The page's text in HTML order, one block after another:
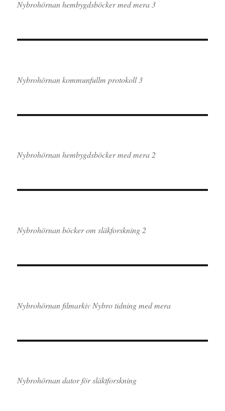
Nybrohörnan hembygdsböcker med mera 3
Nybrohörnan kommunfullm protokoll 3
Nybrohörnan hembygdsböcker med mera 2
Nybrohörnan böcker om släkforskning 2
Nybrohörnan filmarkiv Nybro tidning med mera
Nybrohörnan dator för släktforskning